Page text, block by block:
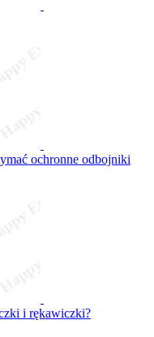
ochronne odbojniki
i rękawiczki?